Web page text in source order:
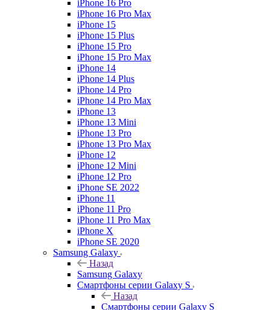
iPhone 16 Pro
iPhone 16 Pro Max
iPhone 15
iPhone 15 Plus
iPhone 15 Pro
iPhone 15 Pro Max
iPhone 14
iPhone 14 Plus
iPhone 14 Pro
iPhone 14 Pro Max
iPhone 13
iPhone 13 Mini
iPhone 13 Pro
iPhone 13 Pro Max
iPhone 12
iPhone 12 Mini
iPhone 12 Pro
iPhone SE 2022
iPhone 11
iPhone 11 Pro
iPhone 11 Pro Max
iPhone X
iPhone SE 2020
Samsung Galaxy
Назад
Samsung Galaxy
Смартфоны серии Galaxy S
Назад
Смартфоны серии Galaxy S